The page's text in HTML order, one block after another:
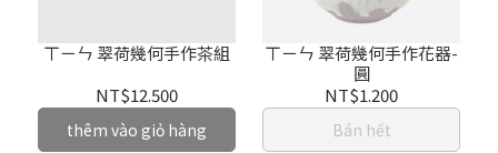
ㄒㄧㄣ 翠荷幾何手作茶組
NT$12.500
thêm vào giỏ hàng
ㄒㄧㄣ 翠荷幾何手作花器-
圓
NT$1.200
Bán hết